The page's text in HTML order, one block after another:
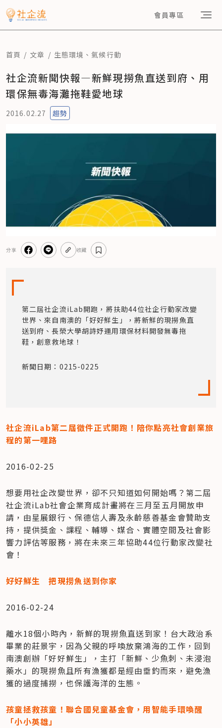
會員專區
首頁 文章 生態環境 、 氣候行動
社企流新聞快報—新鮮現撈魚直送到府、用
環保無毒海灘拖鞋愛地球
2016.02.27 趨勢
分享 收藏
第二屆社企流iLab開跑，將扶助44位社企行動家改變
世界、來自南澳的「好好鮮生」，將新鮮的現撈魚直
送到府、長榮大學胡詩妤運用環保材料開發無毒拖
鞋，創意救地球！
新聞日期：0215-0225
社企流iLab第二屆徵件正式開跑！陪你點亮社會創業旅
程的第一哩路
2016-02-25
想要用社企改變世界，卻不只知道如何開始嗎？第二屆
社企流iLab社會企業育成計畫將在三月至五月開放申
請，由星展銀行、保德信人壽及永齡慈善基金會贊助支
持，提供獎金、課程、輔導、媒合、實體空間及社會影
響力評估等服務，將在未來三年協助44位行動家改變社
會！
好好鮮生　把現撈魚送到你家
2016-02-24
離水18個小時內，新鮮的現撈魚直送到家！台大政治系
畢業的莊景宇，因為父親的呼喚放棄鴻海的工作，回到
南澳創辦「好好鮮生」，主打「新鮮、少魚刺、未浸泡
藥水」的現撈魚且所有漁獲都是經由垂釣而來，避免漁
獲的過度捕撈，也保護海洋的生態。
孩童拯救孩童！聯合國兒童基金會，用智能手環喚醒
「小小英雄」